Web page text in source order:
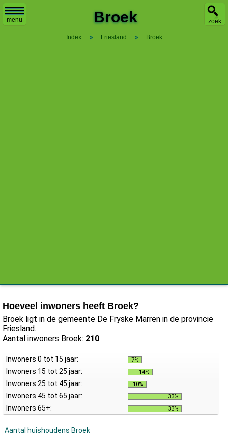
menu zoek
Broek
Index » Friesland » Broek
Hoeveel inwoners heeft Broek?
Broek ligt in de gemeente De Fryske Marren in de provincie
Friesland.
Aantal inwoners Broek: 210
Inwoners 0 tot 15 jaar: 7%
Inwoners 15 tot 25 jaar: 14%
Inwoners 25 tot 45 jaar: 10%
Inwoners 45 tot 65 jaar: 33%
Inwoners 65+: 33%
Aantal huishoudens Broek